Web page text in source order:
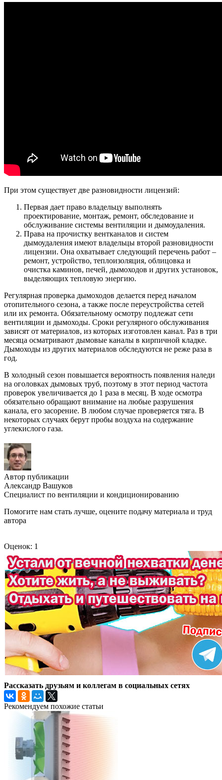
При этом существует две разновидности лицензий:
Первая дает право владельцу выполнять
проектирование, монтаж, ремонт, обследование и
обслуживание системы вентиляции и дымоудаления.
Права на прочистку вентканалов и систем
дымоудаления имеют владельцы второй разновидности
лицензии. Она охватывает следующий перечень работ –
ремонт, устройство, теплоизоляция, облицовка и
очистка каминов, печей, дымоходов и других установок,
выделяющих тепловую энергию.
Регулярная проверка дымоходов делается перед началом
отопительного сезона, а также после переустройства сетей
или их ремонта. Обязательному осмотру подлежат сети
вентиляции и дымоходы. Сроки регулярного обслуживания
зависят от материалов, из которых изготовлен канал. Раз в три
месяца осматривают дымовые каналы в кирпичной кладке.
Дымоходы из других материалов обследуются не реже раза в
год.
В холодный сезон повышается вероятность появления наледи
на оголовках дымовых труб, поэтому в этот период частота
проверок увеличивается до 1 раза в месяц. В ходе осмотра
обязательно обращают внимание на любые разрушения
канала, его засорение. В любом случае проверяется тяга. В
некоторых случаях берут пробы воздуха на содержание
углекислого газа.
Автор публикации
Александр Вашуков
Специалист по вентиляции и кондиционированию
Помогите нам стать лучше, оцените подачу материала и труд
автора
Оценок: 1
Рассказать друзьям и коллегам в социальных сетях
Рекомендуем похожие статьи